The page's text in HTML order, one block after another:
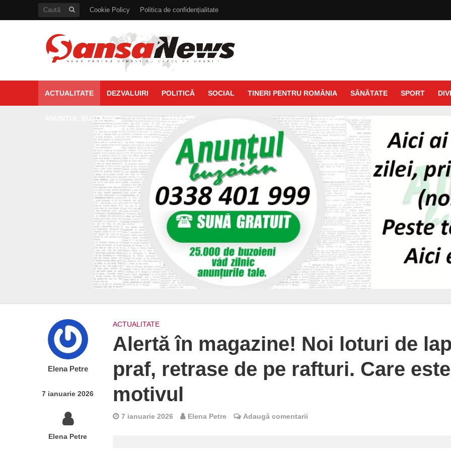
Cookie Policy Politica de confidențialitate
ACTUALITATE DEZVALUIRI POLITICĂ SOCIAL TINERI PENTRU ROMÂNIA SĂNĂTATE SPORT
ANUNTUL BUZOIAN
Elena Petre
7 ianuarie 2026
Elena Petre
ACTUALITATE
Alertă în magazine! Noi loturi de
praf, retrase de pe rafturi. Care este
motivul
7 ianuarie 2026 Elena Petre Adaugă comentarii